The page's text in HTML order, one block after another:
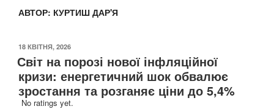
АВТОР: КУРТИШ ДАР'Я
ОПУБЛІКОВАНО
18 КВІТНЯ, 2026
Світ на порозі нової інфляційної
кризи: енергетичний шок обвалює
зростання та розганяє ціни до 5,4%
No ratings yet.